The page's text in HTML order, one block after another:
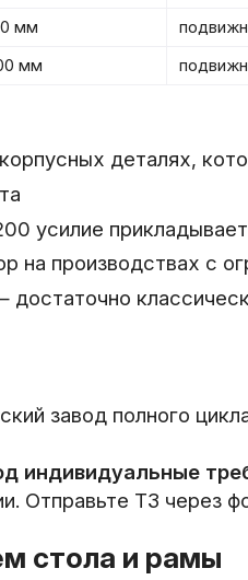
мм
мм
деталях,
усилие
на производствах с
достаточно
завод полного
индивидуальные
Отправьте ТЗ через
стола и рамы